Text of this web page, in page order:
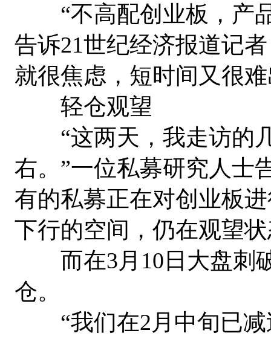
“不高配创业板，产品
告诉21世纪经济报道记
就很焦虑，短时间又很
轻仓观望
“这两天，我走访的几
右。”一位私募研究人士
有的私募正在对创业板
下行的空间，仍在观望
而在3月10日大盘刺破
仓。
“我们在2月中旬已减